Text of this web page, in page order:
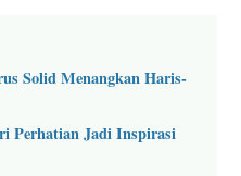
Solid Menangkan Haris-
Perhatian Jadi Inspirasi